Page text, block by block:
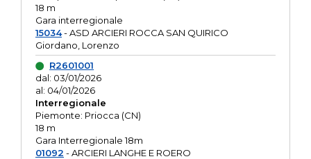
18 m
Gara interregionale
15034- ASD ARCIERI ROCCA SAN QUIRICO
Giordano, Lorenzo
R2601001
dal: 03/01/2026
al: 04/01/2026
Interregionale
Piemonte: Priocca (CN)
18 m
Gara Interregionale 18m
01092 - ARCIERI LANGHE E ROERO